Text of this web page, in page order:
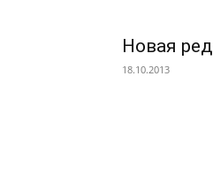
Новая
18.10.2013